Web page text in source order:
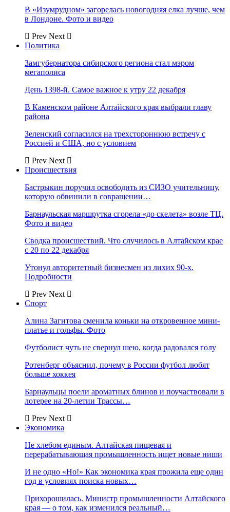
В «Изумрудном» загорелась новогодняя елка лучше, чем
в Лондоне. Фото и видео
Prev Next
Политика
Замгубернатора сибирского региона стал мэром
мегаполиса
День 1398-й. Самое важное к утру 22 декабря
В Каменском районе Алтайского края выбрали главу
района
Зеленский согласился на трехстороннюю встречу с
Россией и США, но с условием
Prev Next
Происшествия
Бастрыкин поручил освободить из СИЗО учительницу,
которую обвинили в совращении…
Барнаульская маршрутка сгорела «до скелета» возле ТЦ.
Фото и видео
Сводка происшествий. Что случилось в Алтайском крае
с 20 по 22 декабря
Утонул авторитетный бизнесмен из лихих 90-х.
Подробности
Prev Next
Спорт
Алина Загитова сменила коньки на откровенное мини-
платье и гольфы. Фото
Футболист чуть не свернул шею, когда радовался голу
Ротенберг объяснил, почему в России футбол любят
больше хоккея
Барнаульцы поели ароматных блинов и поучаствовали в
лотерее на 20-летии Трассы…
Prev Next
Экономика
Не хлебом единым. Алтайская пищевая и
перерабатывающая промышленность ищет новые ниши
И не одно «Но!» Как экономика края прожила еще один
год в условиях поиска новых…
Прихорошилась. Министр промышленности Алтайского
края — о том, как изменился реальный…